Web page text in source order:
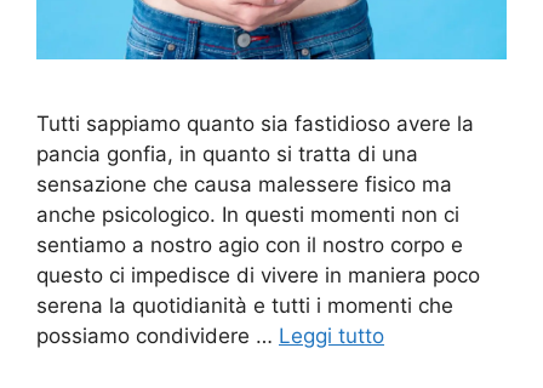
Tutti sappiamo quanto sia fastidioso avere la
pancia gonfia, in quanto si tratta di una
sensazione che causa malessere fisico ma
anche psicologico. In questi momenti non ci
sentiamo a nostro agio con il nostro corpo e
questo ci impedisce di vivere in maniera poco
serena la quotidianità e tutti i momenti che
possiamo condividere … Leggi tutto